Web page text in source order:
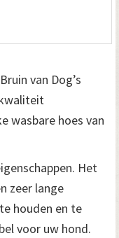
van Dog’s
wasbare hoes van
Het
zeer lange
houden en te
voor uw hond.